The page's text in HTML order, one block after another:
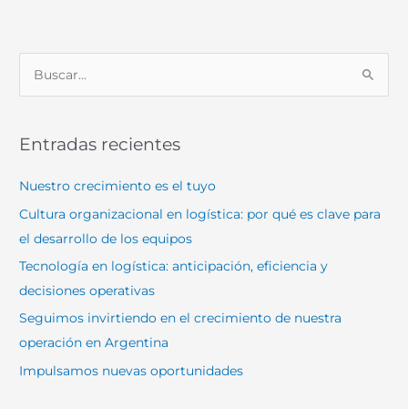
c
r
:
Entradas recientes
Nuestro crecimiento es el tuyo
Cultura organizacional en logística: por qué es clave para
el desarrollo de los equipos
Tecnología en logística: anticipación, eficiencia y
decisiones operativas
Seguimos invirtiendo en el crecimiento de nuestra
operación en Argentina
Impulsamos nuevas oportunidades